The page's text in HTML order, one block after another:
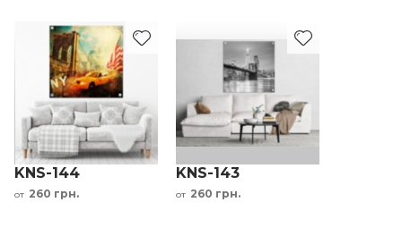
KNS-144
от 260 грн.
KNS-143
от 260 грн.